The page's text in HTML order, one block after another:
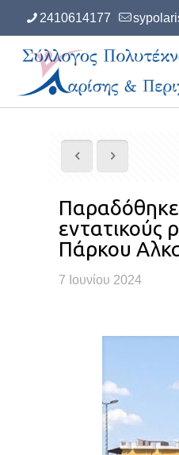
2410614177
εντατικούς
Πάρκου
7 Ιουνίου 2024